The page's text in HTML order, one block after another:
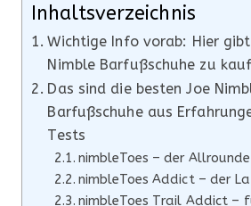
Inhaltsverzeichnis
Wichtige Info vorab: Hier
Nimble Barfußschuhe zu
Das sind die besten Joe
Barfußschuhe aus
Tests
nimbleToes – der
nimbleToes Addict – der
nimbleToes Trail Addict –